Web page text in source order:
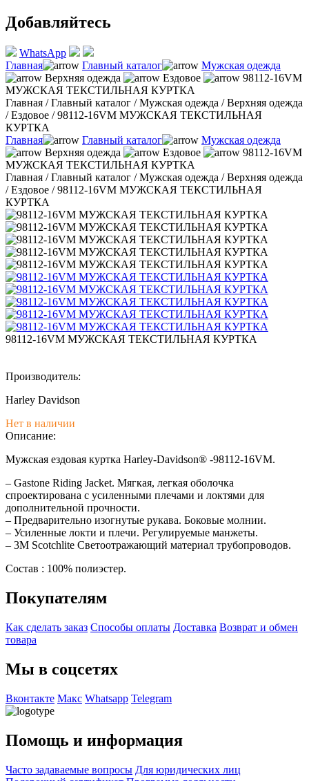
Добавляйтесь
WhatsApp
Главная
Главный каталог
Мужская одежда
Верхняя одежда
Ездовое
98112-16VM
МУЖСКАЯ ТЕКСТИЛЬНАЯ КУРТКА
Главная /Главный каталог /Мужская одежда /Верхняя одежда
/Ездовое /98112-16VM МУЖСКАЯ ТЕКСТИЛЬНАЯ
КУРТКА
Главная
Главный каталог
Мужская одежда
Верхняя одежда
Ездовое
98112-16VM
МУЖСКАЯ ТЕКСТИЛЬНАЯ КУРТКА
Главная /Главный каталог /Мужская одежда /Верхняя одежда
/Ездовое /98112-16VM МУЖСКАЯ ТЕКСТИЛЬНАЯ
КУРТКА
98112-16VM МУЖСКАЯ ТЕКСТИЛЬНАЯ КУРТКА
Производитель:
Harley Davidson
Нет в наличии
Описание:
Мужская ездовая куртка Harley-Davidson® -98112-16VM.
– Gastone Riding Jacket. Мягкая, легкая оболочка
спроектирована с усиленными плечами и локтями для
дополнительной прочности.
– Предварительно изогнутые рукава. Боковые молнии.
– Усиленные локти и плечи. Регулируемые манжеты.
– 3M Scotchlite Светоотражающий материал трубопроводов.
Состав : 100% полиэстер.
Покупателям
Как сделать заказ Способы оплаты Доставка Возврат и обмен
товара
Мы в соцсетях
Вконтакте Макс Whatsapp Telegram
Помощь и информация
Часто задаваемые вопросы Для юридических лиц